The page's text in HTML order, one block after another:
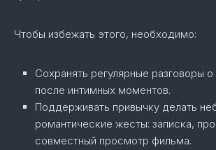
Чтобы избежать этого, необходимо:
Сохранять регулярные разговоры
после интимных моментов.
Поддерживать привычку делать
романтические жесты: записка,
совместный просмотр фильма.